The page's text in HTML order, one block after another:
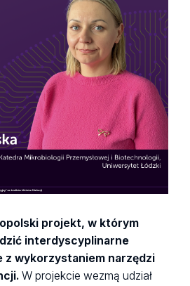
projekt, w którym
interdyscyplinarne
z wykorzystaniem narzędzi
W projekcie wezmą udział